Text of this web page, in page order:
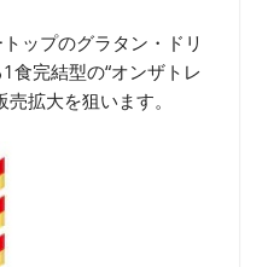
ップのグラタン・ドリ
食完結型の“オンザトレ
拡大を狙います。